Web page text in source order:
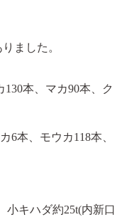
ました。
本、マカ90本、ク
6本、モウカ118本、
小キハダ約25t(内新口